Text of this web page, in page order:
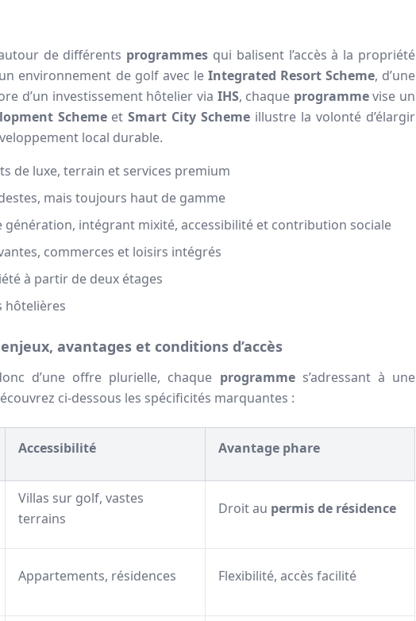
de différents programmes qui balisent l’accès à la propriété
environnement de golf avec le Integrated Resort Scheme, d’une
d’un investissement hôtelier via IHS, chaque programmevise un
SchemeetSmart City Scheme illustre la volonté d’élargir
local durable.
de luxe, terrain et services premium
mais toujours haut de gamme
génération, intégrant mixité, accessibilité et contribution sociale
commerces et loisirs intégrés
à partir de deux étages
hôtelières
avantages et conditions d’accès
d’une offre plurielle, chaque programmes’adressant à une
ci-dessous les spécificités marquantes :
Accessibilité Avantage phare
Villas sur golf, vastes
terrains
Droit au permis de résidence
Appartements, résidences Flexibilité, accès facilité